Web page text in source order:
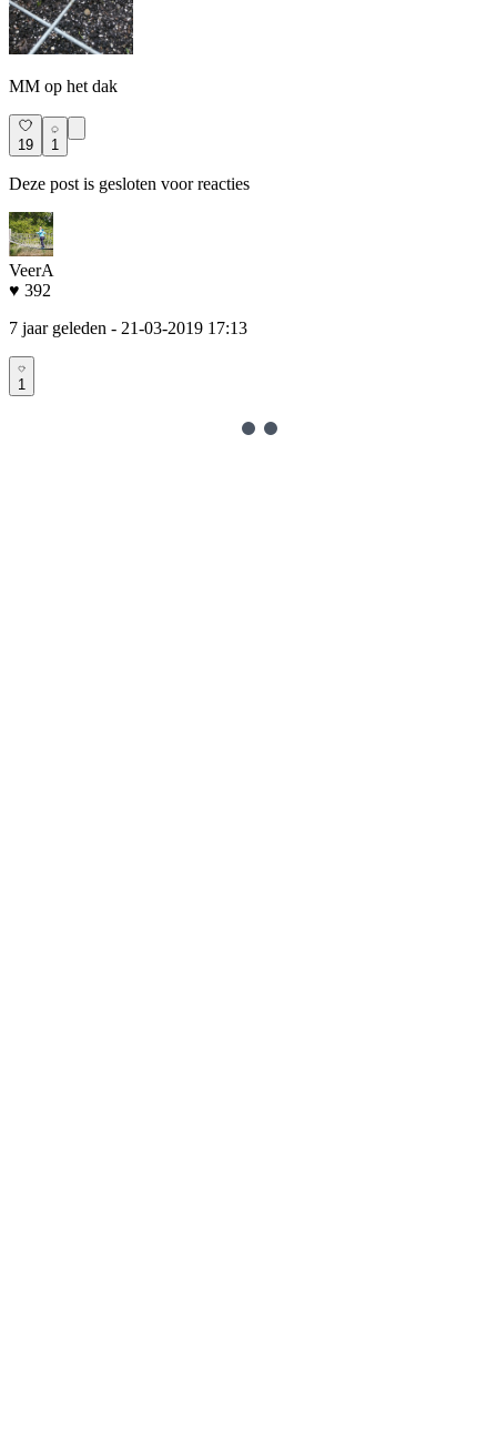
MM op het dak
19 1
Deze post is gesloten voor reacties
VeerA
♥ 392
7 jaar geleden - 21-03-2019 17:13
1